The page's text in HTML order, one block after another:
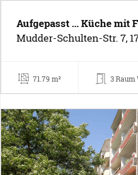
Aufgepasst ... Küche mit
Mudder-Schulten-Str. 7,
71.79 m² 3 Raum